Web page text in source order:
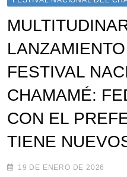
FESTIVAL
CHAMAMÉ:
CON EL
TIENE
19 DE ENERO DE 2026